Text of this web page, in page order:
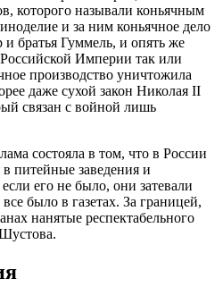
которого называли коньячным
и за ним коньячное дело
братья Гуммель, и опять же
Империи так или
производство уничтожила
даже сухой закон Николая II
связан с войной лишь
состояла в том, что в России
питейные заведения и
его не было, они затевали
было в газетах. За границей,
нанятые респектабельного